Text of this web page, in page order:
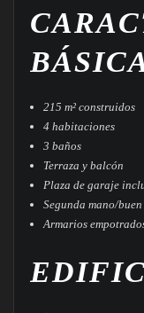
215 m² construidos
4 habitaciones
3 baños
Terraza y balcón
Plaza de garaje
Segunda mano/buen
Armarios